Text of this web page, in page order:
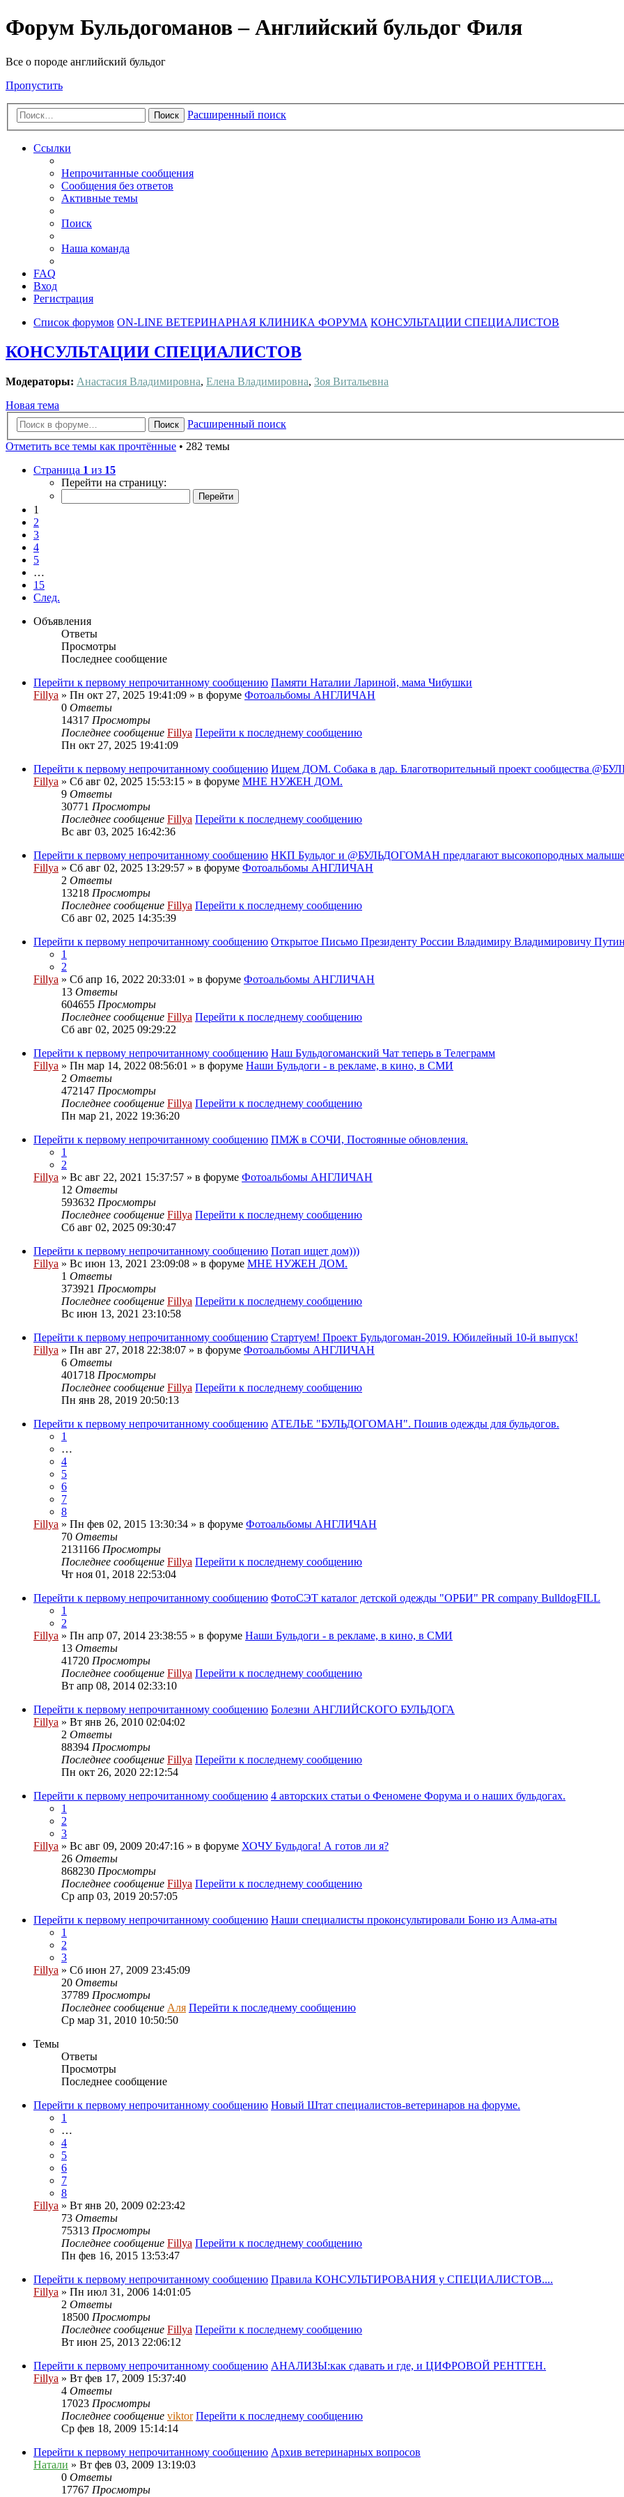
Форум Бульдогоманов – Английский бульдог Филя
Все о породе английский бульдог
Пропустить
Поиск Расширенный поиск
Ссылки
Непрочитанные сообщения
Сообщения без ответов
Активные темы
Поиск
Наша команда
FAQ
Вход
Регистрация
Список форумов ON-LINE ВЕТЕРИНАРНАЯ КЛИНИКА ФОРУМА КОНСУЛЬТАЦИИ СПЕЦИАЛИСТОВ
КОНСУЛЬТАЦИИ СПЕЦИАЛИСТОВ
Модераторы: Анастасия Владимировна, Елена Владимировна, Зоя Витальевна
Новая тема
Поиск
Расширенный поиск
Отметить все темы как прочтённые • 282 темы
Страница 1 из 15
Перейти на страницу:
1
2
3
4
5
…
15
След.
Объявления
Ответы
Просмотры
Последнее сообщение
Перейти к первому непрочитанному сообщению Памяти Наталии Лариной, мама Чибушки
Fillya » Пн окт 27, 2025 19:41:09 » в форуме Фотоальбомы АНГЛИЧАН
0 Ответы
14317 Просмотры
Последнее сообщение Fillya Перейти к последнему сообщению
Пн окт 27, 2025 19:41:09
Перейти к первому непрочитанному сообщению Ищем ДОМ. Собака в дар. Благотворительный проект сообщества
Fillya » Сб авг 02, 2025 15:53:15 » в форуме МНЕ НУЖЕН ДОМ.
9 Ответы
30771 Просмотры
Последнее сообщение Fillya Перейти к последнему сообщению
Вс авг 03, 2025 16:42:36
Перейти к первому непрочитанному сообщению НКП Бульдог и @БУЛЬДОГОМАН предлагают высокопородных
Fillya » Сб авг 02, 2025 13:29:57 » в форуме Фотоальбомы АНГЛИЧАН
2 Ответы
13218 Просмотры
Последнее сообщение Fillya Перейти к последнему сообщению
Сб авг 02, 2025 14:35:39
Перейти к первому непрочитанному сообщению Открытое Письмо Президенту России Владимиру Владимировичу
1
2
Fillya » Сб апр 16, 2022 20:33:01 » в форуме Фотоальбомы АНГЛИЧАН
13 Ответы
604655 Просмотры
Последнее сообщение Fillya Перейти к последнему сообщению
Сб авг 02, 2025 09:29:22
Перейти к первому непрочитанному сообщению Наш Бульдогоманский Чат теперь в Телеграмм
Fillya » Пн мар 14, 2022 08:56:01 » в форуме Наши Бульдоги - в рекламе, в кино, в СМИ
2 Ответы
472147 Просмотры
Последнее сообщение Fillya Перейти к последнему сообщению
Пн мар 21, 2022 19:36:20
Перейти к первому непрочитанному сообщению ПМЖ в СОЧИ, Постоянные обновления.
1
2
Fillya » Вс авг 22, 2021 15:37:57 » в форуме Фотоальбомы АНГЛИЧАН
12 Ответы
593632 Просмотры
Последнее сообщение Fillya Перейти к последнему сообщению
Сб авг 02, 2025 09:30:47
Перейти к первому непрочитанному сообщению Потап ищет дом)))
Fillya » Вс июн 13, 2021 23:09:08 » в форуме МНЕ НУЖЕН ДОМ.
1 Ответы
373921 Просмотры
Последнее сообщение Fillya Перейти к последнему сообщению
Вс июн 13, 2021 23:10:58
Перейти к первому непрочитанному сообщению Стартуем! Проект Бульдогоман-2019. Юбилейный 10-й выпуск!
Fillya » Пн авг 27, 2018 22:38:07 » в форуме Фотоальбомы АНГЛИЧАН
6 Ответы
401718 Просмотры
Последнее сообщение Fillya Перейти к последнему сообщению
Пн янв 28, 2019 20:50:13
Перейти к первому непрочитанному сообщению АТЕЛЬЕ "БУЛЬДОГОМАН". Пошив одежды для бульдогов.
1
…
4
5
6
7
8
Fillya » Пн фев 02, 2015 13:30:34 » в форуме Фотоальбомы АНГЛИЧАН
70 Ответы
2131166 Просмотры
Последнее сообщение Fillya Перейти к последнему сообщению
Чт ноя 01, 2018 22:53:04
Перейти к первому непрочитанному сообщению ФотоСЭТ каталог детской одежды "ОРБИ" PR company BulldogFILL
1
2
Fillya » Пн апр 07, 2014 23:38:55 » в форуме Наши Бульдоги - в рекламе, в кино, в СМИ
13 Ответы
41720 Просмотры
Последнее сообщение Fillya Перейти к последнему сообщению
Вт апр 08, 2014 02:33:10
Перейти к первому непрочитанному сообщению Болезни АНГЛИЙСКОГО БУЛЬДОГА
Fillya » Вт янв 26, 2010 02:04:02
2 Ответы
88394 Просмотры
Последнее сообщение Fillya Перейти к последнему сообщению
Пн окт 26, 2020 22:12:54
Перейти к первому непрочитанному сообщению 4 авторских статьи о Феномене Форума и о наших бульдогах.
1
2
3
Fillya » Вс авг 09, 2009 20:47:16 » в форуме ХОЧУ Бульдога! А готов ли я?
26 Ответы
868230 Просмотры
Последнее сообщение Fillya Перейти к последнему сообщению
Ср апр 03, 2019 20:57:05
Перейти к первому непрочитанному сообщению Наши специалисты проконсультировали Боню из Алма-аты
1
2
3
Fillya » Сб июн 27, 2009 23:45:09
20 Ответы
37789 Просмотры
Последнее сообщение Аля Перейти к последнему сообщению
Ср мар 31, 2010 10:50:50
Темы
Ответы
Просмотры
Последнее сообщение
Перейти к первому непрочитанному сообщению Новый Штат специалистов-ветеринаров на форуме.
1
…
4
5
6
7
8
Fillya » Вт янв 20, 2009 02:23:42
73 Ответы
75313 Просмотры
Последнее сообщение Fillya Перейти к последнему сообщению
Пн фев 16, 2015 13:53:47
Перейти к первому непрочитанному сообщению Правила КОНСУЛЬТИРОВАНИЯ у СПЕЦИАЛИСТОВ....
Fillya » Пн июл 31, 2006 14:01:05
2 Ответы
18500 Просмотры
Последнее сообщение Fillya Перейти к последнему сообщению
Вт июн 25, 2013 22:06:12
Перейти к первому непрочитанному сообщению АНАЛИЗЫ:как сдавать и где, и ЦИФРОВОЙ РЕНТГЕН.
Fillya » Вт фев 17, 2009 15:37:40
4 Ответы
17023 Просмотры
Последнее сообщение viktor Перейти к последнему сообщению
Ср фев 18, 2009 15:14:14
Перейти к первому непрочитанному сообщению Архив ветеринарных вопросов
Натали » Вт фев 03, 2009 13:19:03
0 Ответы
17767 Просмотры